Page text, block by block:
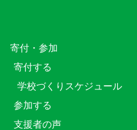
寄付・参加
寄付する
学校づくりスケジュール
参加する
支援者の声